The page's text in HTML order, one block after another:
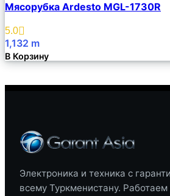
Описание
Избранное
Мясорубка Ardesto MGL-1730R
5.0
1,132 m
В Корзину
Электроника и техника с
всему Туркменистану. Работаем